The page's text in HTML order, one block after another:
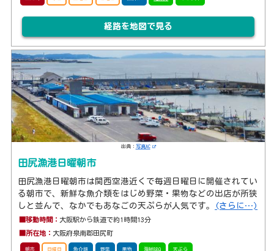
経路を地図で見る
出典： 写真AC
田尻漁港日曜朝市
田尻漁港日曜朝市は関西空港近くで毎週日曜日に開催されてい
る朝市で、新鮮な魚介類をはじめ野菜・果物などの出店が所狭
しと並んで、なかでもあなごの天ぷらが人気です。
(さらに…)
■移動時間： 大阪駅から鉄道で約1時間13分
■所在地： 大阪府泉南郡田尻町
朝市 日曜日 魚介類 野菜 果物 海鮮BBQ 天ぷら